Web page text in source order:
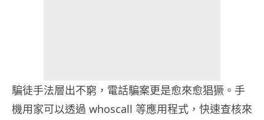
騙徒手法層出不窮，電話騙案更是愈來愈猖獗。手
機用家可以透過 whoscall 等應用程式，快速查核來